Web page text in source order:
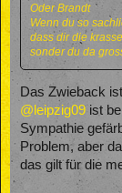
Oder Brandt
Wenn du so
dass dir die
sonder du da
Das Zwieback
@leipzig09 ist
Sympathie
Problem, aber
das gilt für die